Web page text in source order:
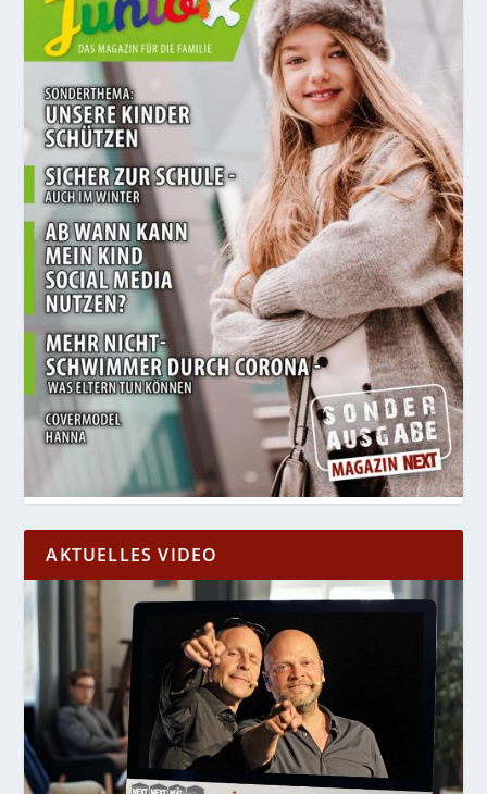
AKTUELLES VIDEO